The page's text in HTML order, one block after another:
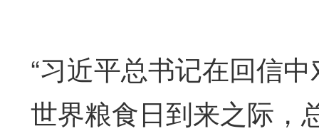
“习近平总书记在回信
世界粮食日到来之际，